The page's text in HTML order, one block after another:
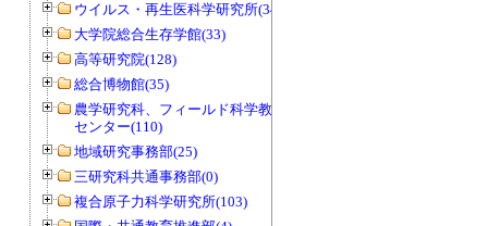
ウイルス・再生医科学研究所(34)
大学院総合生存学館(33)
高等研究院(128)
総合博物館(35)
農学研究科、フィールド科学教育研究
センター(110)
地域研究事務部(25)
三研究科共通事務部(0)
複合原子力科学研究所(103)